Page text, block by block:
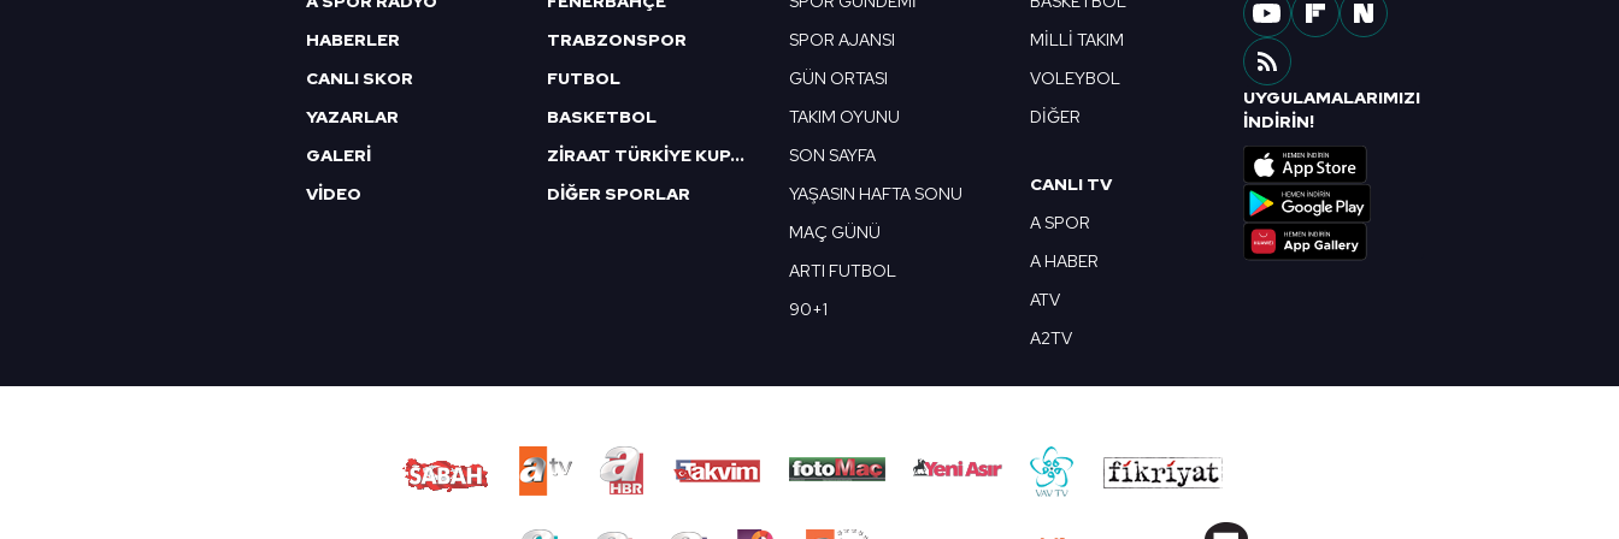
HABERLER
CANLI SKOR
YAZARLAR
GALERİ
VİDEO
TRABZONSPOR
FUTBOL
BASKETBOL
ZİRAAT TÜRKİYE KUPASI
DİĞER SPORLAR
SPOR AJANSI
GÜN ORTASI
TAKIM OYUNU
SON SAYFA
YAŞASIN HAFTA SONU
MAÇ GÜNÜ
ARTI FUTBOL
90+1
MİLLİ TAKIM
VOLEYBOL
DİĞER
CANLI TV
A SPOR
A HABER
ATV
A2TV
UYGULAMALARIMIZI
İNDİRİN!